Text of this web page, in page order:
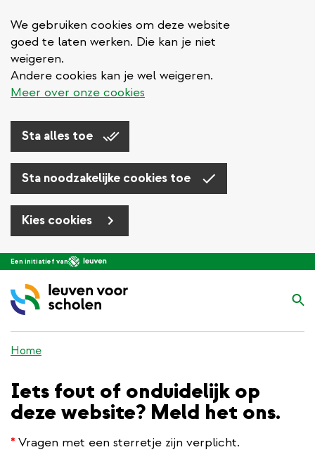
We gebruiken cookies om deze website
goed te laten werken. Die kan je niet
weigeren.
Andere cookies kan je wel weigeren.
Meer over onze cookies
Sta alles toe
Sta noodzakelijke cookies toe
Kies cookies
Overslaan
naar
de
inhoud
gaan
Een initiatief van
Home
Iets fout of onduidelijk op
deze website? Meld het ons.
* Vragen met een sterretje zijn verplicht.